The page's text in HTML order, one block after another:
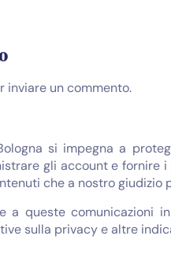
inviare un commento.
si impegna a
gli account e
che a nostro giudizio
a queste comunicazioni
sulla privacy e altre